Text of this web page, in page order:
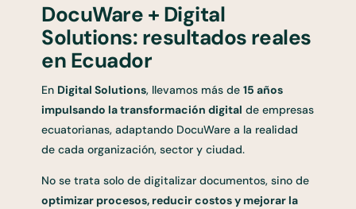
DocuWare + Digital
Solutions: resultados reales
en Ecuador
En Digital Solutions, llevamos más de15 años
impulsando la transformación digital de empresas
ecuatorianas, adaptando DocuWare a la realidad
de cada organización, sector y ciudad.
No se trata solo de digitalizar documentos, sino de
optimizar procesos, reducir costos y mejorar la